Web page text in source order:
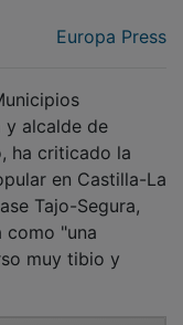
alcalde de
ha criticado la
en Castilla-La
Tajo-Segura,
como "una
muy tibio y